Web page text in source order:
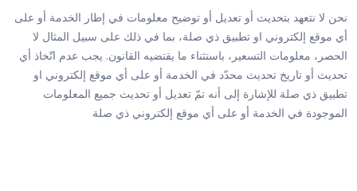
نحن لا نتعهد بتحديث أو تعديل أو توضيح معلومات في إطار الخدمة أو على
أي موقع إلكتروني او تطبيق ذي صلة، بما في ذلك على سبيل المثال لا
الحصر، معلومات التسعير، باستثناء ما يقتضيه القانون. يجب عدم اتّخاذ أي
تحديث أو تاريخ تحديث محدّد في الخدمة أو على أي موقع إلكتروني او
تطبيق ذي صلة للإشارة إلى أنه تمّ تعديل أو تحديث جميع المعلومات
الموجودة في الخدمة أو على أي موقع إلكتروني ذي صلة